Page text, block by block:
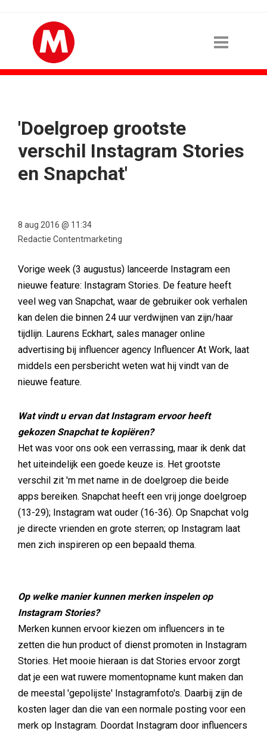
'Doelgroep grootste
verschil Instagram Stories
en Snapchat'
8 aug 2016 @ 11:34
Redactie Contentmarketing
Vorige week (3 augustus) lanceerde Instagram een
nieuwe feature: Instagram Stories. De feature heeft
veel weg van Snapchat, waar de gebruiker ook verhalen
kan delen die binnen 24 uur verdwijnen van zijn/haar
tijdlijn. Laurens Eckhart, sales manager online
advertising bij influencer agency Influencer At Work, laat
middels een persbericht weten wat hij vindt van de
nieuwe feature.
Wat vindt u ervan dat Instagram ervoor heeft
gekozen Snapchat te kopiëren?
Het was voor ons ook een verrassing, maar ik denk dat
het uiteindelijk een goede keuze is. Het grootste
verschil zit 'm met name in de doelgroep die beide
apps bereiken. Snapchat heeft een vrij jonge doelgroep
(13-29); Instagram wat ouder (16-36). Op Snapchat volg
je directe vrienden en grote sterren; op Instagram laat
men zich inspireren op een bepaald thema.
Op welke manier kunnen merken inspelen op
Instagram Stories?
Merken kunnen ervoor kiezen om influencers in te
zetten die hun product of dienst promoten in Instagram
Stories. Het mooie hieraan is dat Stories ervoor zorgt
dat je een wat ruwere momentopname kunt maken dan
de meestal 'gepolijste' Instagramfoto's. Daarbij zijn de
kosten lager dan die van een normale posting voor een
merk op Instagram. Doordat Instagram door influencers